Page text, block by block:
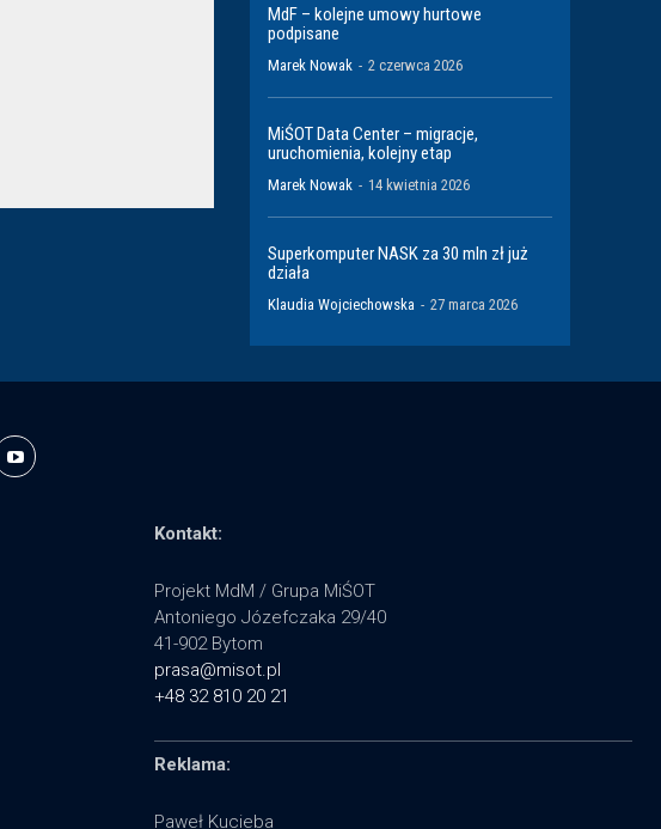
MdF – kolejne umowy hurtowe
podpisane
Marek Nowak - 2 czerwca 2026
MiŚOT Data Center – migracje,
uruchomienia, kolejny etap
Marek Nowak - 14 kwietnia 2026
Superkomputer NASK za 30 mln zł już
działa
Klaudia Wojciechowska - 27 marca 2026
Kontakt:
Projekt MdM / Grupa MiŚOT
Antoniego Józefczaka 29/40
41-902 Bytom
prasa@misot.pl
+48 32 810 20 21
Reklama:
Paweł Kucieba